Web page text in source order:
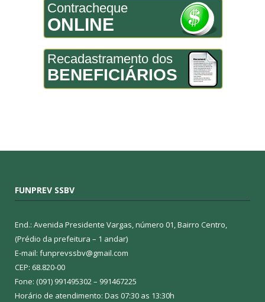
Contracheque
ONLINE
Recadastramento dos
BENEFICIÁRIOS
FUNPREV SSBV
End.: Avenida Presidente Vargas, número 01, Bairro Centro,
(Prédio da prefeitura – 1 andar)
E-mail: funprevssbv@gmail.com
CEP: 68.820-00
Fone: (091) 991495302 – 991467225
Horário de atendimento: Das 07:30 as 13:30h